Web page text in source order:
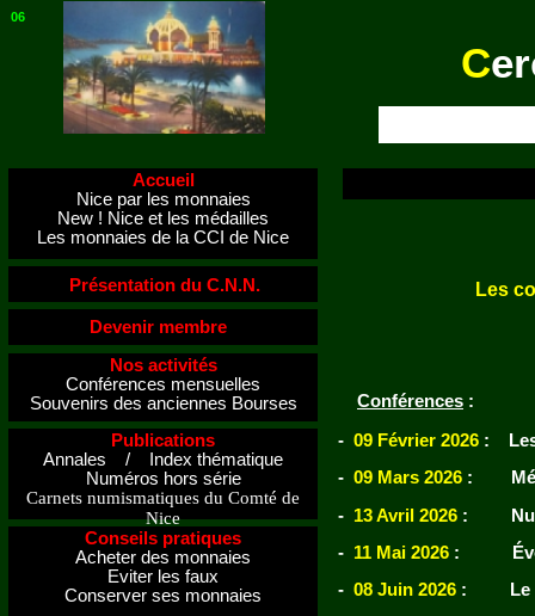
C
06
Les
Conférences :
- 09 Février 2026 : Les
- 09 Mars 2026 :
- 13 Avril 2026 :
- 11 Mai 2026 :
- 08 Juin 2026 : Le
Nos activités
Conférences mensuelles
Souvenirs des anciennes Bourses
Présentation du C.N.N.
Conseils pratiques
Acheter des monnaies
Eviter les faux
Conserver ses monnaies
Accueil
Nice par les monnaies
New ! Nice et les médailles
Les monnaies de la CCI de Nice
Devenir membre
Publications
Annales / Index thématique
Numéros hors série
Carnets numismatiques du Comté de
Nice